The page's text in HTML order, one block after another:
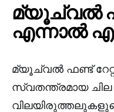
മ്യൂച്വൽ
എന്നാൽ
മ്യൂച്വൽ ഫണ്ട്
സ്വതന്ത്രമായ